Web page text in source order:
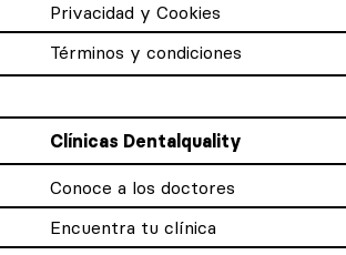
Privacidad y Cookies
Términos y condiciones
Clínicas Dentalquality
Conoce a los doctores
Encuentra tu clínica